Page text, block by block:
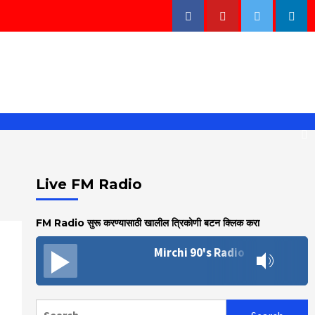
FacebookYoutubeTwitter
Live FM Radio
FM Radio सुरू करण्यासाठी खालील त्रिकोणी बटन क्लिक करा
Mirchi 90's Radio